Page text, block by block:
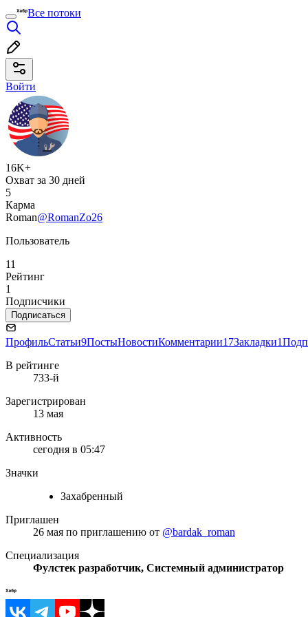
Все потоки
Войти
16K+
Охват за 30 дней
5
Карма
Roman@RomanZo26
Пользователь
11
Рейтинг
1
Подписчики
Подписаться
ПрофильСтатьи9ПостыНовостиКомментарии17Закладки1
В рейтинге
733-й
Зарегистрирован
13 мая
Активность
сегодня в 05:47
Значки
Захабренный
Приглашен
26 мая по приглашению от @bardak_roman
Специализация
Фулстек разработчик, Системный администратор